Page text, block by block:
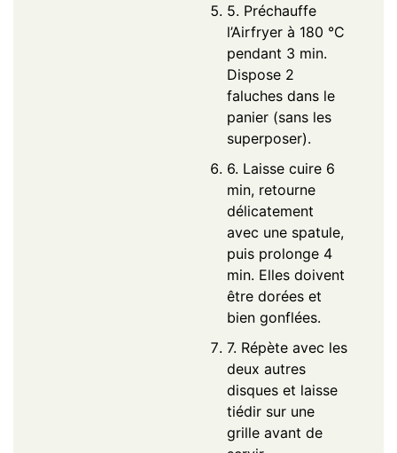
5. Préchauffe
l’Airfryer à 180 °C
pendant 3 min.
Dispose 2
faluches dans le
panier (sans les
superposer).
6. Laisse cuire 6
min, retourne
délicatement
avec une spatule,
puis prolonge 4
min. Elles doivent
être dorées et
bien gonflées.
7. Répète avec les
deux autres
disques et laisse
tiédir sur une
grille avant de